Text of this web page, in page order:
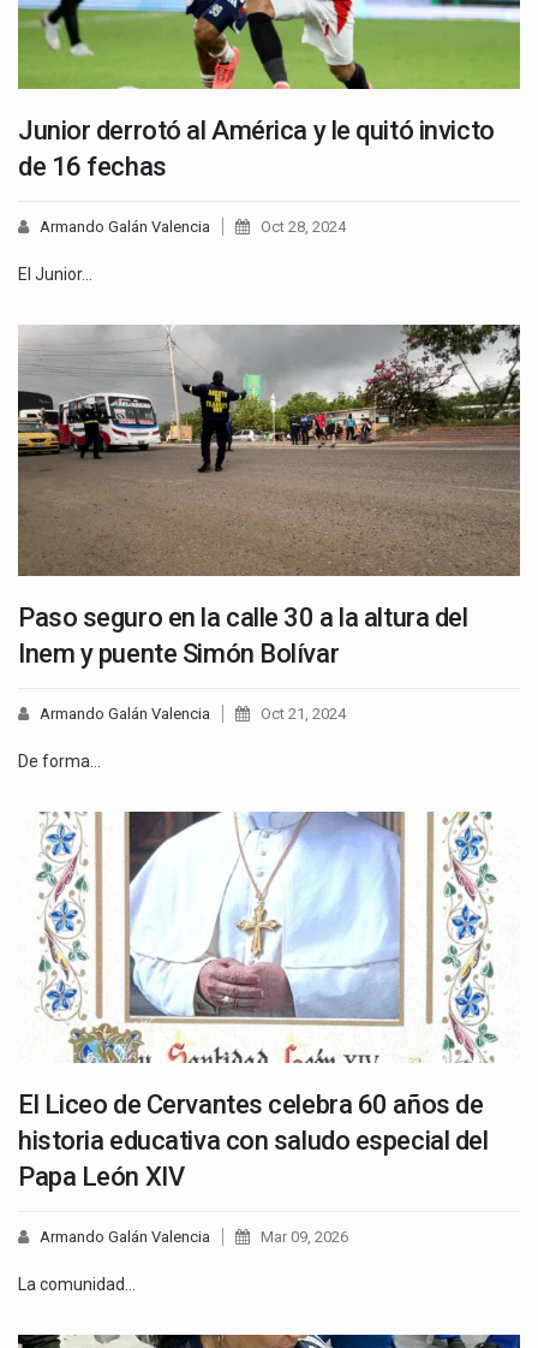
Junior derrotó al América y le quitó invicto
de 16 fechas
Armando Galán Valencia Oct 28, 2024
El Junior…
Paso seguro en la calle 30 a la altura del
Inem y puente Simón Bolívar
Armando Galán Valencia Oct 21, 2024
De forma…
El Liceo de Cervantes celebra 60 años de
historia educativa con saludo especial del
Papa León XIV
Armando Galán Valencia Mar 09, 2026
La comunidad…